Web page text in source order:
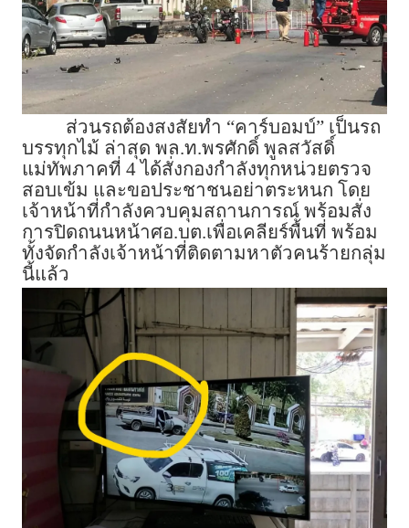
ส่วนรถต้องสงสัยทำ “คาร์บอมบ์” เป็นรถ
บรรทุกไม้ ล่าสุด พล.ท.พรศักดิ์ พูลสวัสดิ์
แม่ทัพภาคที่ 4 ได้สั่งกองกำลังทุกหน่วยตรวจ
สอบเข้ม และขอประชาชนอย่าตระหนก โดย
เจ้าหน้าที่กำลังควบคุมสถานการณ์ พร้อมสั่ง
การปิดถนนหน้าศอ.บต.เพื่อเคลียร์พื้นที่ พร้อม
ทั้งจัดกำลังเจ้าหน้าที่ติดตามหาตัวคนร้ายกลุ่ม
นี้แล้ว